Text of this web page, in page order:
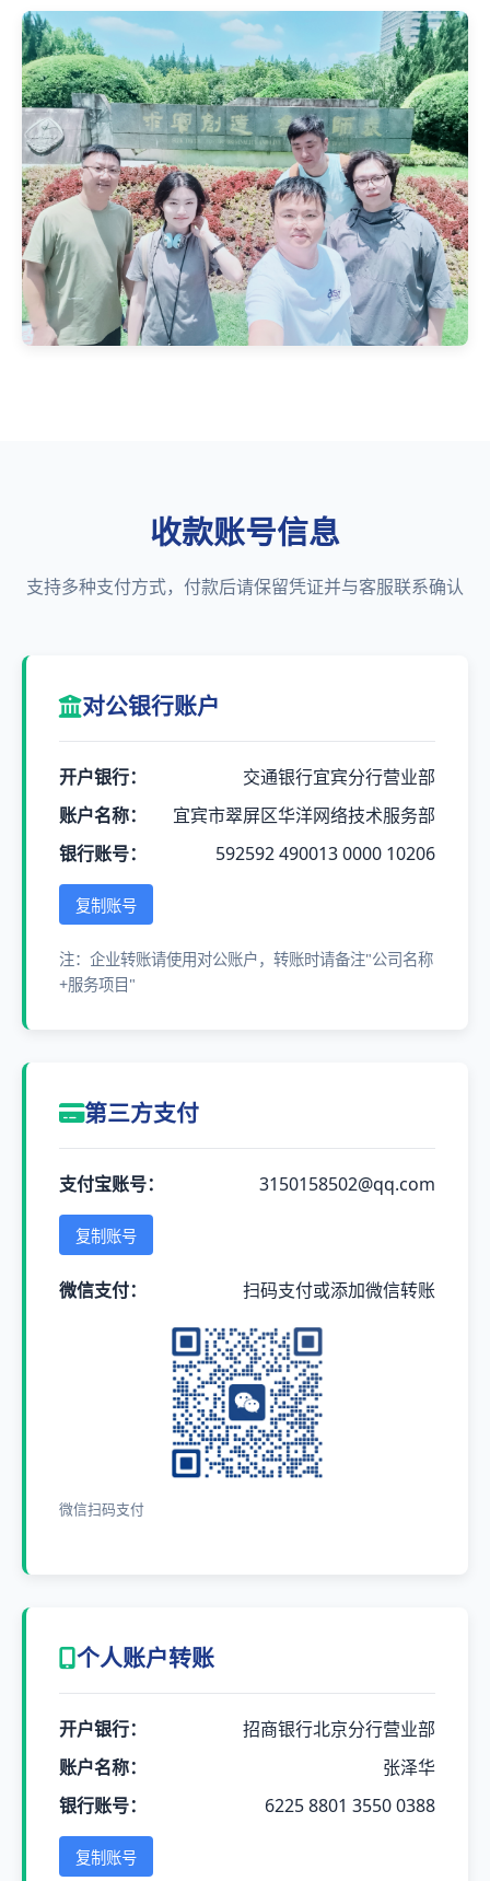
收款账号信息
支持多种支付方式，付款后请保留凭证并与客服联系确认
对公银行账户
开户银行：
交通银行宜宾分行营业部
账户名称：
宜宾市翠屏区华洋网络技术服务部
银行账号：
592592 490013 0000 10206
复制账号
注：企业转账请使用对公账户，转账时请备注"公司名称
+服务项目"
第三方支付
支付宝账号： 3150158502@qq.com
复制账号
微信支付： 扫码支付或添加微信转账
微信扫码支付
个人账户转账
开户银行：
招商银行北京分行营业部
账户名称：
张泽华
银行账号：
6225 8801 3550 0388
复制账号